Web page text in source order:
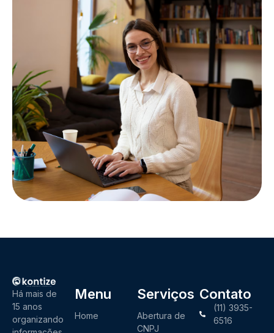
Há mais de
15 anos
organizando
Menu
Home
Serviços
Abertura de
CNPJ
Contato
(11) 3935-
6516